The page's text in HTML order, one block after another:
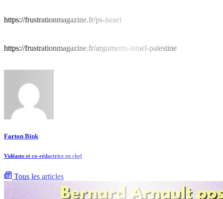
https://frustrationmagazine.fr/ps-israel
https://frustrationmagazine.fr/arguments-israel-palestine
Farton Bink
Vidéaste et co-rédactrice en chef
Tous les articles